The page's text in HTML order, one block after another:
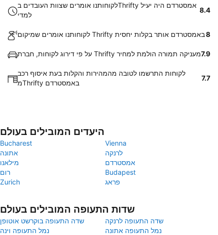
לקוחותנו אומרים שצוות העובדים בThrifty אמסטרדם היה יעיל
למדי
8.4
לקוחותנו אומרים שמיקום Thrifty באמסטרדם אותר בקלות יחסית8
על פי דירוג לקוחות, חברת Thrifty מעניקה תמורה הולמת למחיר7.9
לקוחות התרשמו לטובה מהמהירות והקלות בעת איסוף רכב
מThrifty באמסטרדם
7.7
היעדים המובילים בעולם
Bucharest
Vienna
אתונה
לרנקה
מילאנו
אמסטרדם
רום
Budapest
Zurich
פראג
שדות התעופה המובילים בעולם
שדה התעופה בוקרשט אוטופן
שדה התעופה לרנקה
נמל התעופה וינה
נמל התעופה אתונה